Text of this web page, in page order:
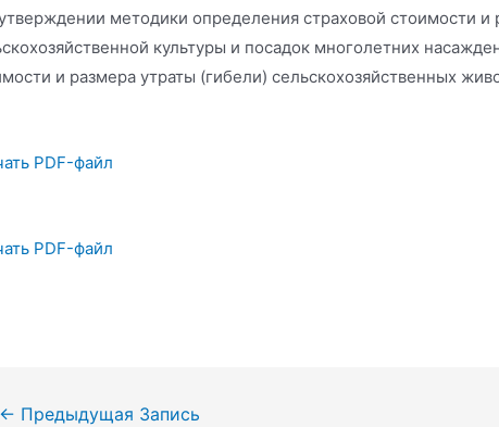
методики определения страховой стоимости и
культуры и посадок многолетних
и размера утраты (гибели) сельскохозяйственных
PDF-файл
PDF-файл
← Предыдущая Запись